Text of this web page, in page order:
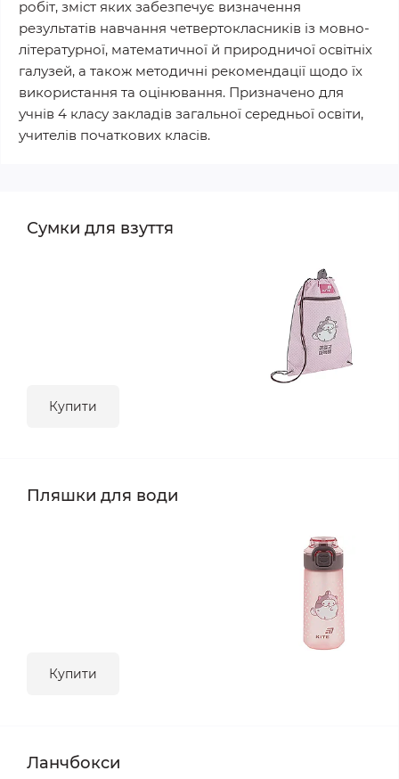
робіт, зміст яких забезпечує визначення
результатів навчання четвертокласників із мовно-
літературної, математичної й природничої освітніх
галузей, а також методичні рекомендації щодо їх
використання та оцінювання. Призначено для
учнів 4 класу закладів загальної середньої освіти,
учителів початкових класів.
Сумки для взуття
Купити
Пляшки для води
Купити
Ланчбокси